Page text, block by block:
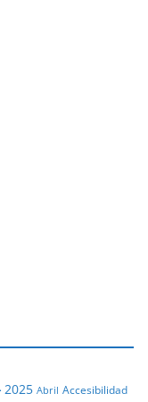
2025 Abril Accesibilidad